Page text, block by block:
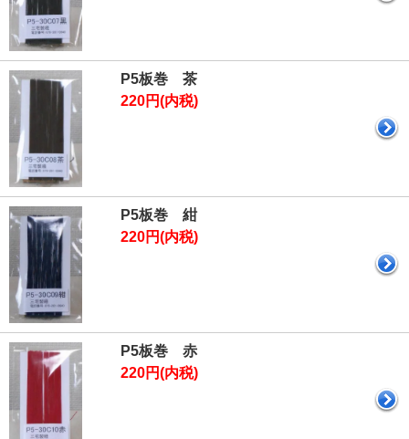
P5板巻 茶
220円(内税)
P5板巻 紺
220円(内税)
P5板巻 赤
220円(内税)